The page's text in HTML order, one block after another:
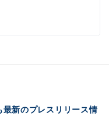
最新のプレスリリース情